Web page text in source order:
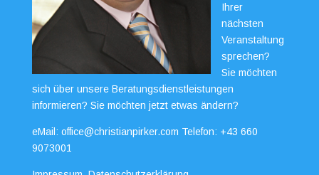
Ihrer
nächsten
Veranstaltung
sprechen?
Sie möchten
sich über unsere Beratungsdienstleistungen
informieren? Sie möchten jetzt etwas ändern?
eMail: office@christianpirker.com Telefon: +43 660
9073001